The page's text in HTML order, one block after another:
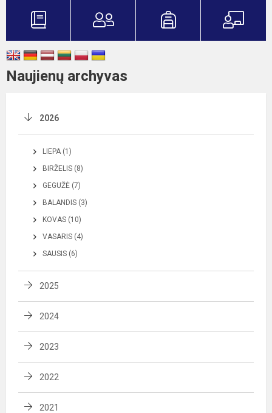
Naujienų archyvas
2026
LIEPA (1)
BIRŽELIS (8)
GEGUŽĖ (7)
BALANDIS (3)
KOVAS (10)
VASARIS (4)
SAUSIS (6)
2025
2024
2023
2022
2021